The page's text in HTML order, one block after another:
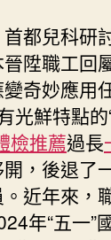
首都兒科研
陞職工回
奇妙應用
光鮮特點
檢推薦過長
，後退了
近年來，
年“五一”